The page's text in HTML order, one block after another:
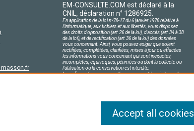
masson.fr
EM-CONSULTE.COM est déclaré à la
CNIL, déclaration n° 1286925.
En application de la loi nº78-17 du 6 janvier 1978 relative à
l'informatique, aux fichiers et aux libertés, vous disposez
des droits d'opposition (art.26 de la loi), d'accès (art.34 à 38
de la loi), et de rectification (art.36 de la loi) des données
vous concernant. Ainsi, vous pouvez exiger que soient
rectifiées, complétées, clarifiées, mises à jour ou effacées
les informations vous concernant qui sont inexactes,
incomplètes, équivoques, périmées ou dont la collecte ou
l'utilisation ou la conservation est interdite.
Les informations personnelles concernant les visiteurs de
Accept all cookies